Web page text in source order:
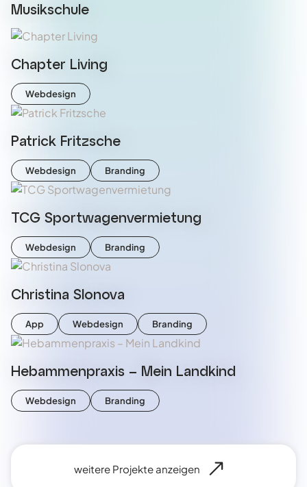
Musikschule
Chapter Living
Webdesign
Patrick Fritzsche
Webdesign Branding
TCG Sportwagenvermietung
Webdesign Branding
Christina Slonova
App Webdesign Branding
Hebammenpraxis – Mein Landkind
Webdesign Branding
weitere Projekte anzeigen